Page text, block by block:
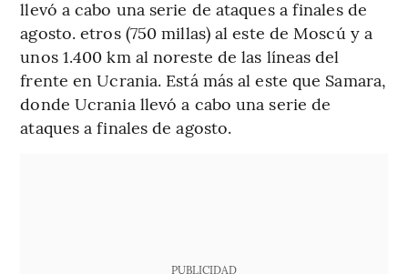
llevó a cabo una serie de ataques a finales de
agosto. etros (750 millas) al este de Moscú y a
unos 1.400 km al noreste de las líneas del
frente en Ucrania. Está más al este que Samara,
donde Ucrania llevó a cabo una serie de
ataques a finales de agosto.
PUBLICIDAD